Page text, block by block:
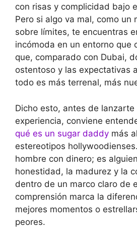
con risas y complicidad bajo
Pero si algo va mal, como un
sobre límites, te encuentras
incómoda en un entorno que
que, comparado con Dubai,
ostentoso y las expectativas
todo es más terrenal, más
Dicho esto, antes de lanzarte
experiencia, conviene
qué es un sugar daddy más
estereotipos
hombre con dinero; es
honestidad, la madurez y la
dentro de un marco claro de
comprensión marca la
mejores momentos o
peores.